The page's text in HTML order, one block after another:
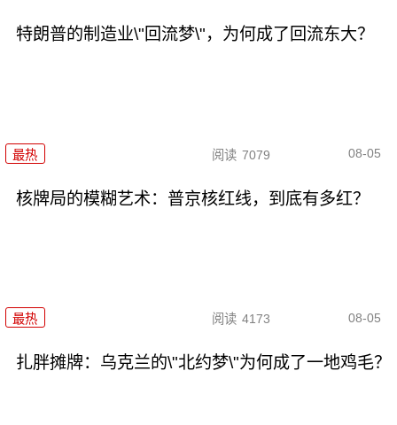
特朗普的制造业\"回流梦\"，为何成了回流东大？
最热 阅读 7079 08-05
核牌局的模糊艺术：普京核红线，到底有多红？
最热 阅读 4173 08-05
扎胖摊牌：乌克兰的\"北约梦\"为何成了一地鸡毛？